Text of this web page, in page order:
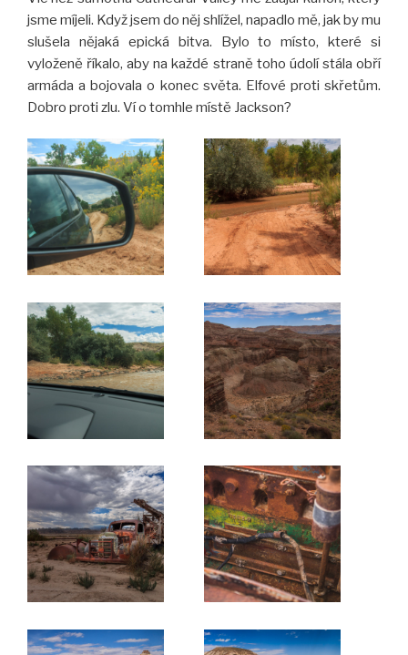
jsme míjeli. Když jsem do něj shlížel, napadlo mě, jak by mu
slušela nějaká epická bitva. Bylo to místo, které si
vyloženě říkalo, aby na každé straně toho údolí stála obří
armáda a bojovala o konec světa. Elfové proti skřetům.
Dobro proti zlu. Ví o tomhle místě Jackson?